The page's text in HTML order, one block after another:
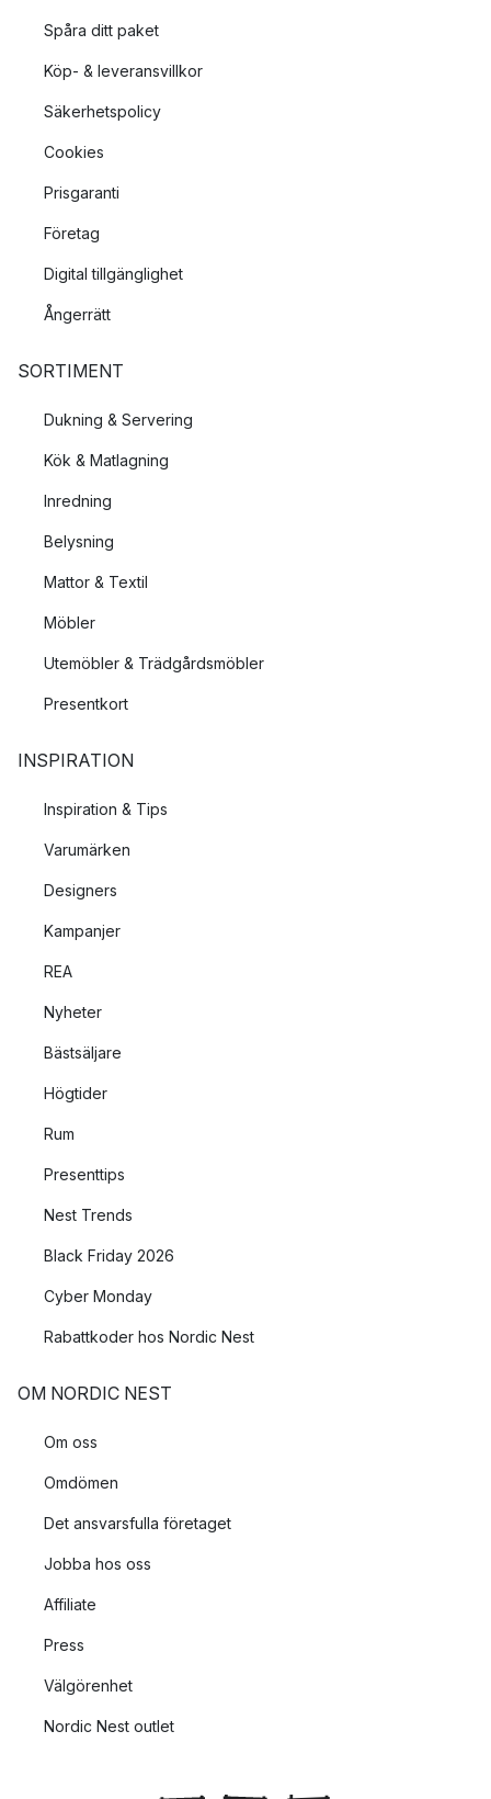
Spåra ditt paket
Köp- & leveransvillkor
Säkerhetspolicy
Cookies
Prisgaranti
Företag
Digital tillgänglighet
Ångerrätt
SORTIMENT
Dukning & Servering
Kök & Matlagning
Inredning
Belysning
Mattor & Textil
Möbler
Utemöbler & Trädgårdsmöbler
Presentkort
INSPIRATION
Inspiration & Tips
Varumärken
Designers
Kampanjer
REA
Nyheter
Bästsäljare
Högtider
Rum
Presenttips
Nest Trends
Black Friday 2026
Cyber Monday
Rabattkoder hos Nordic Nest
OM NORDIC NEST
Om oss
Omdömen
Det ansvarsfulla företaget
Jobba hos oss
Affiliate
Press
Välgörenhet
Nordic Nest outlet